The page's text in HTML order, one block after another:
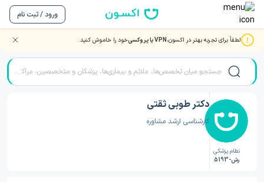
ورود / ثبت نام
لطفاً برای تجربه بهتر در اکسون،VPN یا پروکسی خود را خاموش کنید. صفحه اصلی/دکتر روانشناسی/دکتر روانشناسی رشت/دکتر طوبی ثقتی
نظام پزشکی
رش-5193
دکتر طوبی ثقتی
کارشناسی ارشد مشاوره